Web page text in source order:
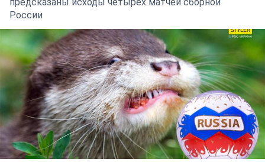
России